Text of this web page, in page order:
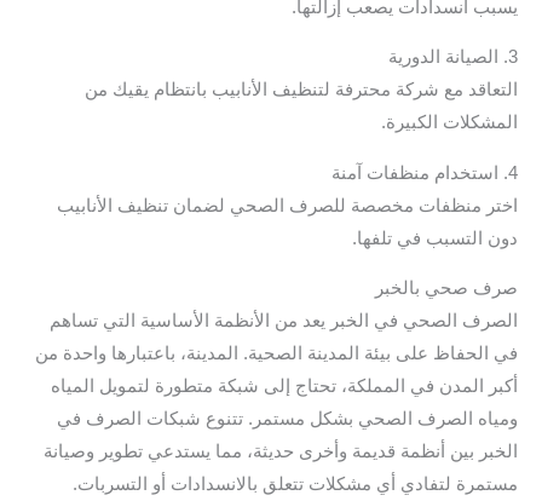
يسبب انسدادات يصعب إزالتها.
3. الصيانة الدورية
التعاقد مع شركة محترفة لتنظيف الأنابيب بانتظام يقيك من
المشكلات الكبيرة.
4. استخدام منظفات آمنة
اختر منظفات مخصصة للصرف الصحي لضمان تنظيف الأنابيب
دون التسبب في تلفها.
صرف صحي بالخبر
الصرف الصحي في الخبر يعد من الأنظمة الأساسية التي تساهم
في الحفاظ على بيئة المدينة الصحية. المدينة، باعتبارها واحدة من
أكبر المدن في المملكة، تحتاج إلى شبكة متطورة لتمويل المياه
ومياه الصرف الصحي بشكل مستمر. تتنوع شبكات الصرف في
الخبر بين أنظمة قديمة وأخرى حديثة، مما يستدعي تطوير وصيانة
مستمرة لتفادي أي مشكلات تتعلق بالانسدادات أو التسربات.